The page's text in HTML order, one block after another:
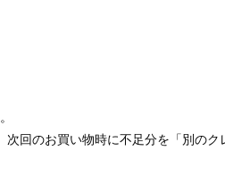
回のお買い物時に不足分を「別の